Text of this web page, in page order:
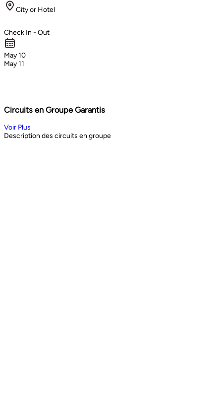
City or Hotel
Check In - Out
May 10
May 11
Circuits en Groupe Garantis
Voir Plus
Description des circuits en groupe